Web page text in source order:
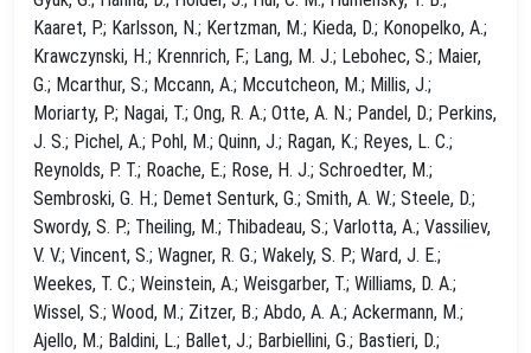
Kaaret, P.; Karlsson, N.; Kertzman, M.; Kieda, D.; Konopelko, A.;
Krawczynski, H.; Krennrich, F.; Lang, M. J.; Lebohec, S.; Maier,
G.; Mcarthur, S.; Mccann, A.; Mccutcheon, M.; Millis, J.;
Moriarty, P.; Nagai, T.; Ong, R. A.; Otte, A. N.; Pandel, D.; Perkins,
J. S.; Pichel, A.; Pohl, M.; Quinn, J.; Ragan, K.; Reyes, L. C.;
Reynolds, P. T.; Roache, E.; Rose, H. J.; Schroedter, M.;
Sembroski, G. H.; Demet Senturk, G.; Smith, A. W.; Steele, D.;
Swordy, S. P.; Theiling, M.; Thibadeau, S.; Varlotta, A.; Vassiliev,
V. V.; Vincent, S.; Wagner, R. G.; Wakely, S. P.; Ward, J. E.;
Weekes, T. C.; Weinstein, A.; Weisgarber, T.; Williams, D. A.;
Wissel, S.; Wood, M.; Zitzer, B.; Abdo, A. A.; Ackermann, M.;
Ajello, M.; Baldini, L.; Ballet, J.; Barbiellini, G.; Bastieri, D.;